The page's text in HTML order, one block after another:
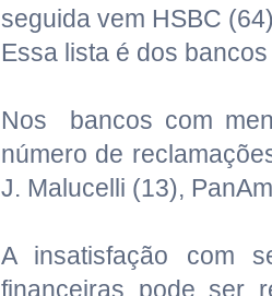
seguida vem HSBC
Essa lista é dos
Nos bancos com
número de
J. Malucelli (13),
A insatisfação com
financeiras pode ser